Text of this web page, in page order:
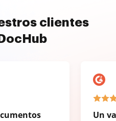
clientes
Un